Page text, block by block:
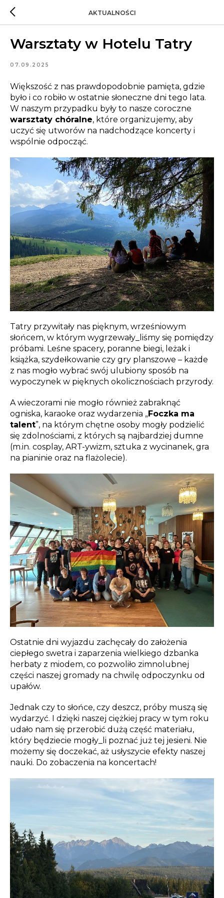
AKTUALNOŚCI
Warsztaty w Hotelu Tatry
07.09.2025
Większość z nas prawdopodobnie pamięta, gdzie
było i co robiło w ostatnie słoneczne dni tego lata.
W naszym przypadku były to nasze coroczne
warsztaty chóralne, które organizujemy, aby
uczyć się utworów na nadchodzące koncerty i
wspólnie odpocząć.
Tatry przywitały nas pięknym, wrześniowym
słońcem, w którym wygrzewały_liśmy się pomiędzy
próbami. Leśne spacery, poranne biegi, leżak i
książka, szydełkowanie czy gry planszowe – każde
z nas mogło wybrać swój ulubiony sposób na
wypoczynek w pięknych okolicznościach przyrody.
A wieczorami nie mogło również zabraknąć
ogniska, karaoke oraz wydarzenia „Foczka ma
talent”, na którym chętne osoby mogły podzielić
się zdolnościami, z których są najbardziej dumne
(m.in. cosplay, ART-ywizm, sztuka z wycinanek, gra
na pianinie oraz na flażolecie).
Ostatnie dni wyjazdu zachęcały do założenia
ciepłego swetra i zaparzenia wielkiego dzbanka
herbaty z miodem, co pozwoliło zimnolubnej
części naszej gromady na chwilę odpoczynku od
upałów.
Jednak czy to słońce, czy deszcz, próby muszą się
wydarzyć. I dzięki naszej ciężkiej pracy w tym roku
udało nam się przerobić dużą część materiału,
który będziecie mogły_li poznać już tej jesieni. Nie
możemy się doczekać, aż usłyszycie efekty naszej
nauki. Do zobaczenia na koncertach!